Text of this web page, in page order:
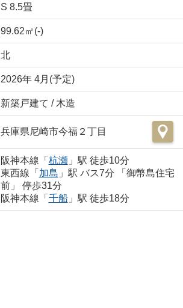
S 8.5畳
99.62㎡(-)
北
2026年 4月(予定)
新築戸建て / 木造
兵庫県尼崎市今福２丁目
阪神本線「 杭瀬」駅 徒歩10分
東西線「 加島 」駅 バス7分 「御幣島住宅
前」 停歩31分
阪神本線「 千船」駅 徒歩18分